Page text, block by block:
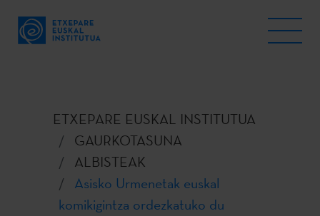
ETXEPARE EUSKAL INSTITUTUA
GAURKOTASUNA
ALBISTEAK
Asisko Urmenetak euskal
komikigintza ordezkatuko du